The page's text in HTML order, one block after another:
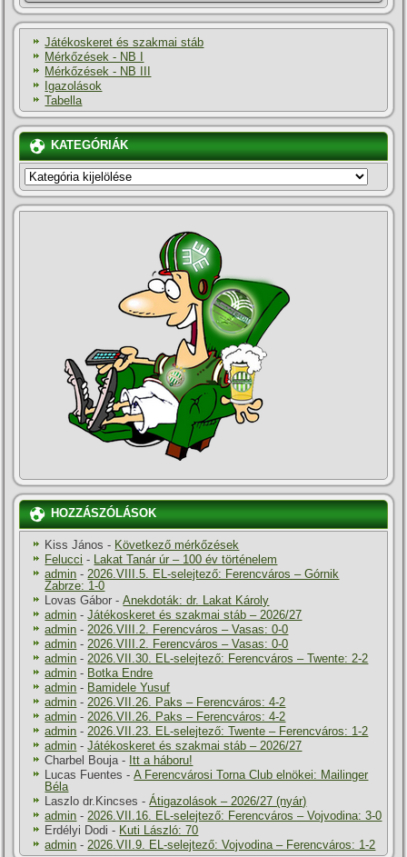
Játékoskeret és szakmai stáb
Mérkőzések - NB I
Mérkőzések - NB III
Igazolások
Tabella
KATEGÓRIÁK
KATEGÓRIÁK
HOZZÁSZÓLÁSOK
Kiss János - Következő mérkőzések
Felucci - Lakat Tanár úr – 100 év történelem
admin -2026.VIII.5. EL-selejtező: Ferencváros – Górnik
Zabrze: 1-0
Lovas Gábor -Anekdoták: dr. Lakat Károly
admin -Játékoskeret és szakmai stáb – 2026/27
admin -2026.VIII.2. Ferencváros – Vasas: 0-0
admin -2026.VIII.2. Ferencváros – Vasas: 0-0
admin -2026.VII.30. EL-selejtező: Ferencváros – Twente: 2-2
admin - Botka Endre
admin - Bamidele Yusuf
admin -2026.VII.26. Paks – Ferencváros: 4-2
admin -2026.VII.26. Paks – Ferencváros: 4-2
admin -2026.VII.23. EL-selejtező: Twente – Ferencváros: 1-2
admin -Játékoskeret és szakmai stáb – 2026/27
Charbel Bouja- Itt a háboru!
Lucas Fuentes -A Ferencvárosi Torna Club elnökei: Mailinger
Béla
Laszlo dr.Kincses -Átigazolások – 2026/27 (nyár)
admin -2026.VII.16. EL-selejtező: Ferencváros – Vojvodina: 3-0
Erdélyi Dodi - Kuti László: 70
admin -2026.VII.9. EL-selejtező: Vojvodina – Ferencváros: 1-2